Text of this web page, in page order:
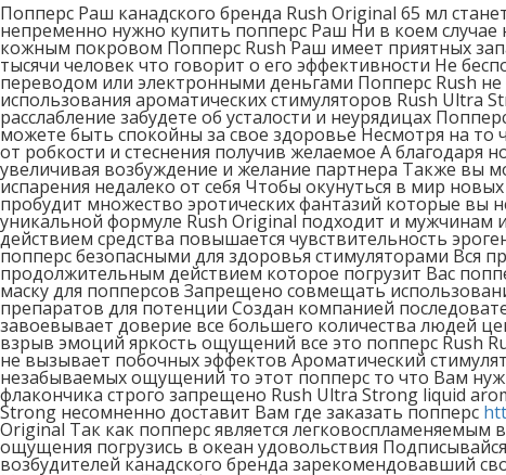
Попперс Раш канадского бренда Rush Original 65 мл
непременно нужно купить попперс Раш Ни в коем случае
кожным покровом Попперс Rush Раш имеет приятных
тысячи человек что говорит о его эффективности Не
переводом или электронными деньгами Попперс Rush
использования ароматических стимуляторов Rush Ultra
расслабление забудете об усталости и неурядицах
можете быть спокойны за свое здоровье Несмотря на то
от робкости и стеснения получив желаемое А
увеличивая возбуждение и желание партнера Также вы
испарения недалеко от себя Чтобы окунуться в мир
пробудит множество эротических фантазий которые вы
уникальной формуле Rush Original подходит и
действием средства повышается чувствительность
попперс безопасными для здоровья стимуляторами Вся
продолжительным действием которое погрузит Вас
маску для попперсов Запрещено совмещать
препаратов для потенции Создан компанией
завоевывает доверие все большего количества людей
взрыв эмоций яркость ощущений все это попперс Rush
не вызывает побочных эффектов Ароматический
незабываемых ощущений то этот попперс то что Вам
флакончика строго запрещено Rush Ultra Strong liquid
Strong несомненно доставит Вам где заказать попперс
Original Так как попперс является
ощущения погрузись в океан удовольствия
возбудителей канадского бренда зарекомендовавший